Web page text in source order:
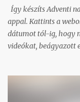
cimkét legenerálom,
kérem elhozatni
Így készíts Adventi
appal. Kattints a
dátumot tól-ig, hogy
videókat, beágyazott